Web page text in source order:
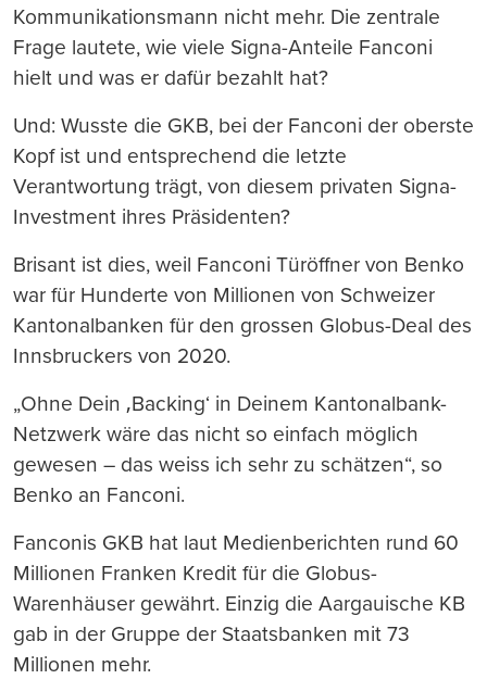
Kommunikationsmann nicht mehr. Die zentrale
Frage lautete, wie viele Signa-Anteile Fanconi
hielt und was er dafür bezahlt hat?
Und: Wusste die GKB, bei der Fanconi der oberste
Kopf ist und entsprechend die letzte
Verantwortung trägt, von diesem privaten Signa-
Investment ihres Präsidenten?
Brisant ist dies, weil Fanconi Türöffner von Benko
war für Hunderte von Millionen von Schweizer
Kantonalbanken für den grossen Globus-Deal des
Innsbruckers von 2020.
„Ohne Dein ‚Backing‘ in Deinem Kantonalbank-
Netzwerk wäre das nicht so einfach möglich
gewesen – das weiss ich sehr zu schätzen“, so
Benko an Fanconi.
Fanconis GKB hat laut Medienberichten rund 60
Millionen Franken Kredit für die Globus-
Warenhäuser gewährt. Einzig die Aargauische KB
gab in der Gruppe der Staatsbanken mit 73
Millionen mehr.